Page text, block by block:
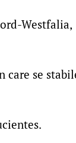
Westfalia,
care se